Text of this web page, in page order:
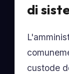
di
custode